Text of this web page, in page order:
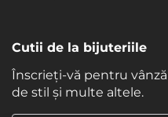
Cutii de la bijuteriile
Înscrieți-vă pentru
de stil și multe altele.